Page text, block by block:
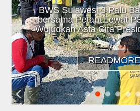
BWS Sulawesi 3 Palu
bersama Petani Lewat
Wujudkan Asta Cita
READMORE